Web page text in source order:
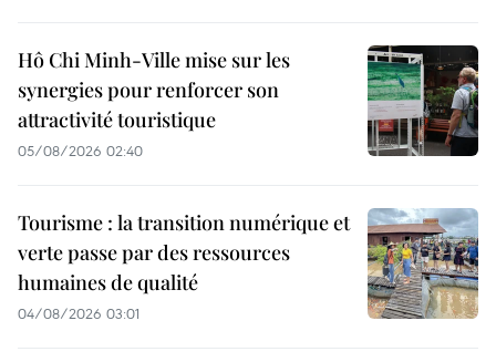
Hô Chi Minh-Ville mise sur les
synergies pour renforcer son
attractivité touristique
05/08/2026 02:40
Tourisme : la transition numérique et
verte passe par des ressources
humaines de qualité
04/08/2026 03:01